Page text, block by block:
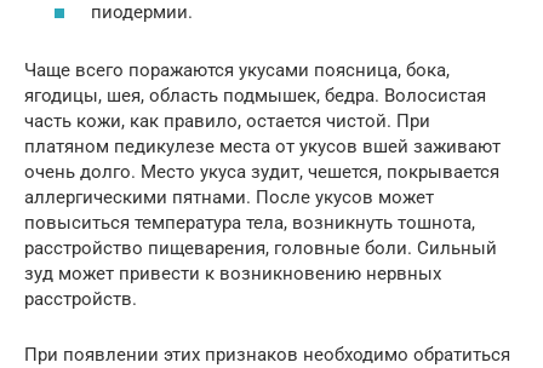
пиодермии.
Чаще всего поражаются укусами поясница, бока,
ягодицы, шея, область подмышек, бедра. Волосистая
часть кожи, как правило, остается чистой. При
платяном педикулезе места от укусов вшей заживают
очень долго. Место укуса зудит, чешется, покрывается
аллергическими пятнами. После укусов может
повыситься температура тела, возникнуть тошнота,
расстройство пищеварения, головные боли. Сильный
зуд может привести к возникновению нервных
расстройств.
При появлении этих признаков необходимо обратиться